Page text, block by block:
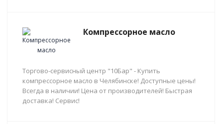
Компрессорное масло
Торгово-сервисный центр "10Бар" - Купить
компрессорное масло в Челябинске! Доступные цены!
Всегда в наличии! Цена от производителей! Быстрая
доставка! Сервис!